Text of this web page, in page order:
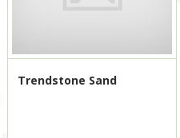
Trendstone Sand